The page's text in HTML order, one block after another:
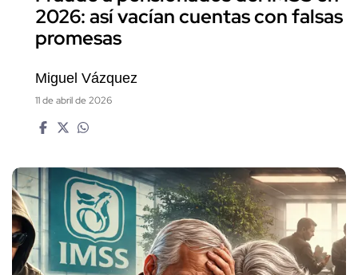
2026: así vacían cuentas con falsas
promesas
Miguel Vázquez
11 de abril de 2026